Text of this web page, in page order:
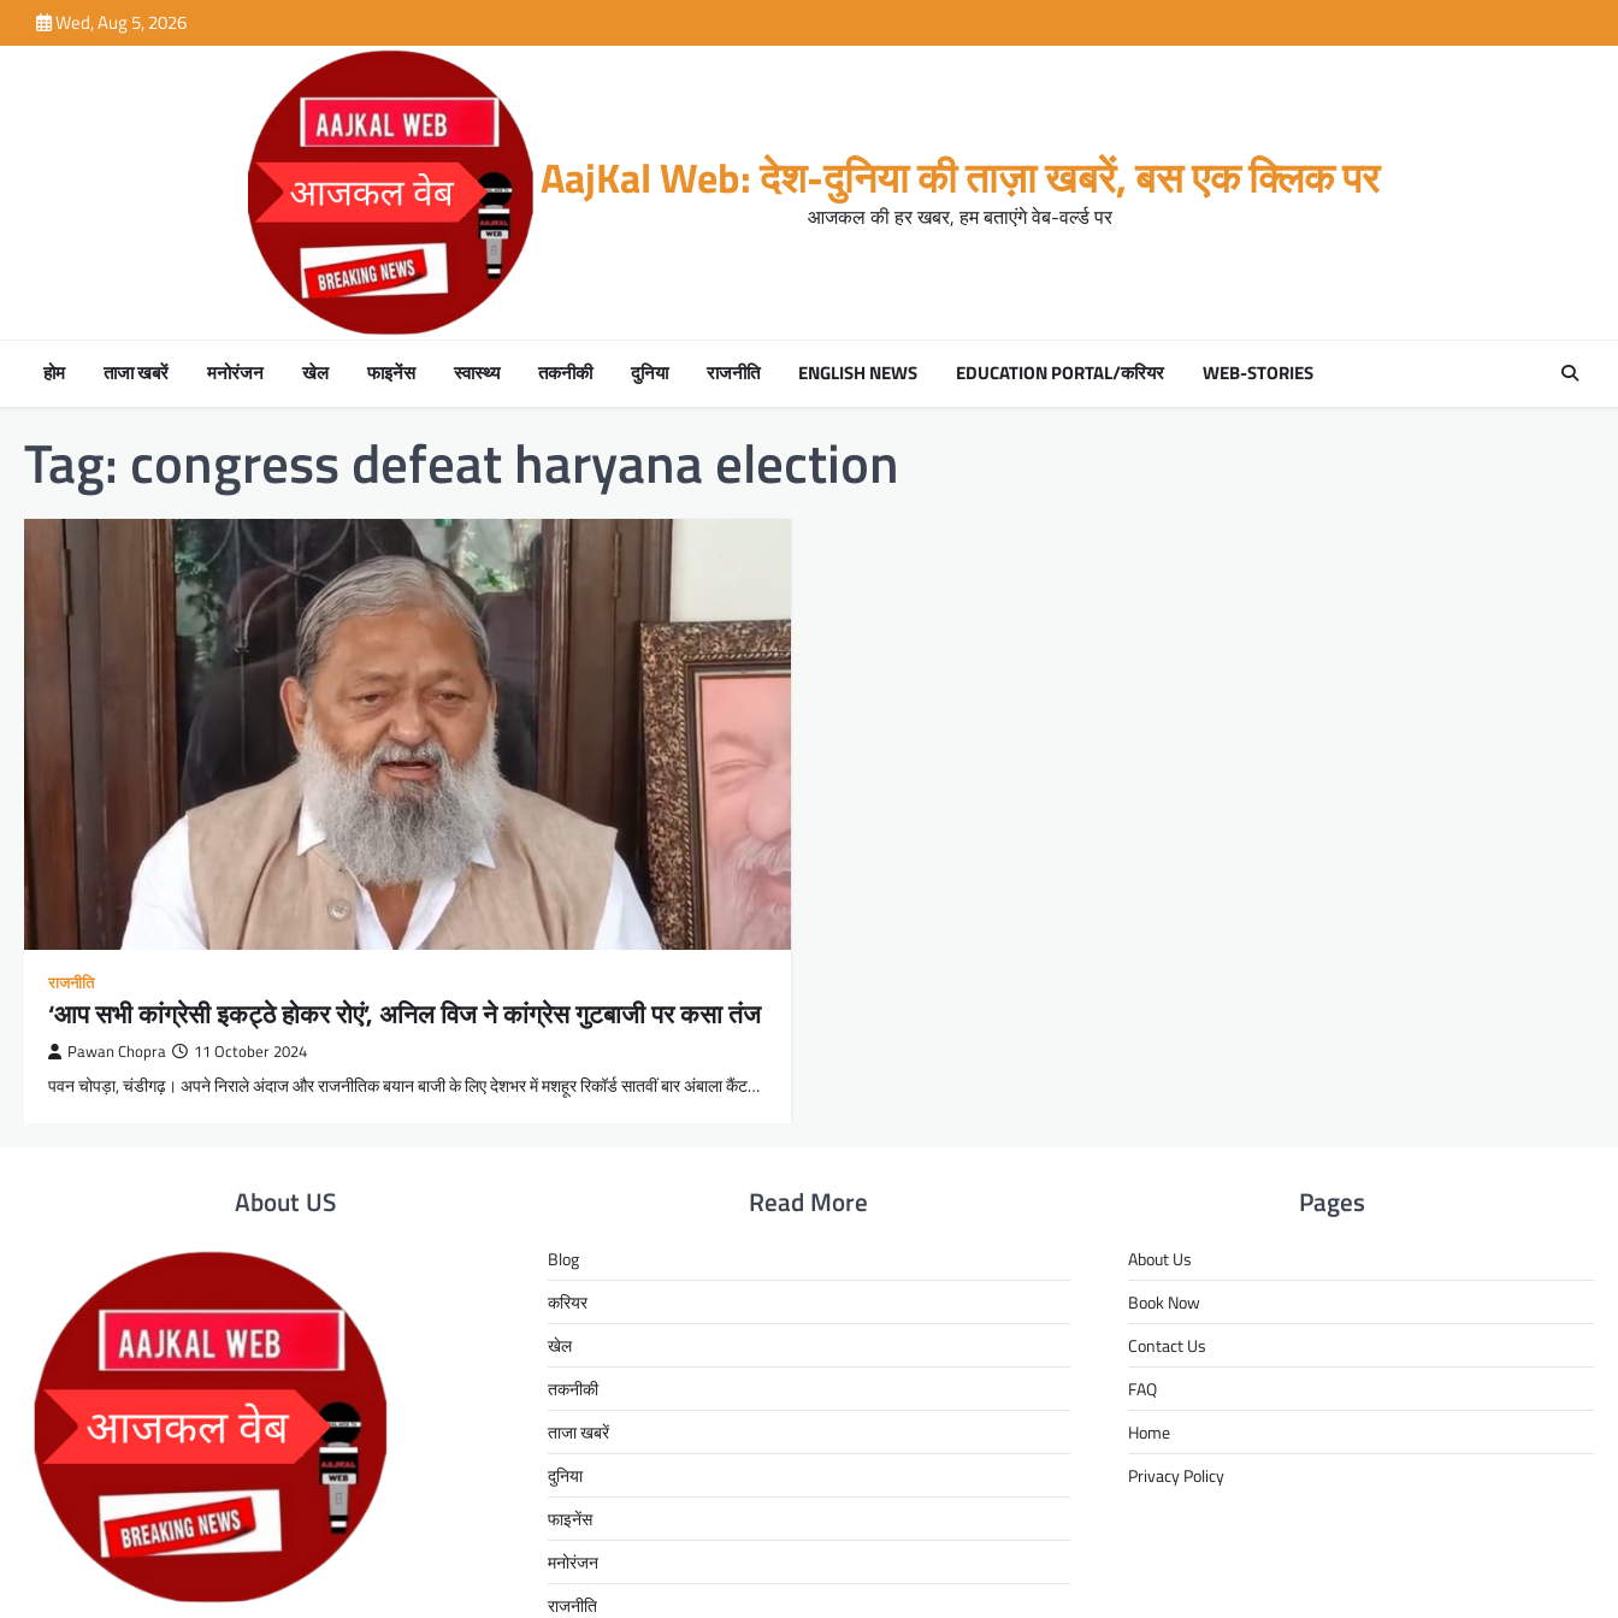
to
Wed, Aug 5, 2026
AajKal Web: देश-दुनिया की ताज़ा खबरें, बस एक क्लिक पर
आजकल की हर खबर, हम बताएंगे वेब-वर्ल्ड पर
होम ताजा खबरें मनोरंजन खेल फाइनेंस स्वास्थ्य तकनीकी दुनिया राजनीति ENGLISH NEWS EDUCATION PORTAL/करियर WEB-STORIES
Tag: congress defeat haryana election
राजनीति
‘आप सभी कांग्रेसी इकट्ठे होकर रोएं’, अनिल विज ने कांग्रेस गुटबाजी पर कसा तंज
Pawan Chopra 11 October 2024
पवन चोपड़ा, चंडीगढ़। अपने निराले अंदाज और राजनीतिक बयान बाजी के लिए देशभर में मशहूर रिकॉर्ड सातवीं बार अंबाला कैंट…
About US Read More
Blog
करियर
खेल
तकनीकी
ताजा खबरें
दुनिया
फाइनेंस
मनोरंजन
राजनीति
Pages
About Us
Book Now
Contact Us
FAQ
Home
Privacy Policy